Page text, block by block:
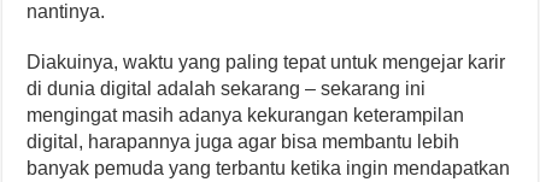
nantinya.
Diakuinya, waktu yang paling tepat untuk mengejar karir
di dunia digital adalah sekarang – sekarang ini
mengingat masih adanya kekurangan keterampilan
digital, harapannya juga agar bisa membantu lebih
banyak pemuda yang terbantu ketika ingin mendapatkan